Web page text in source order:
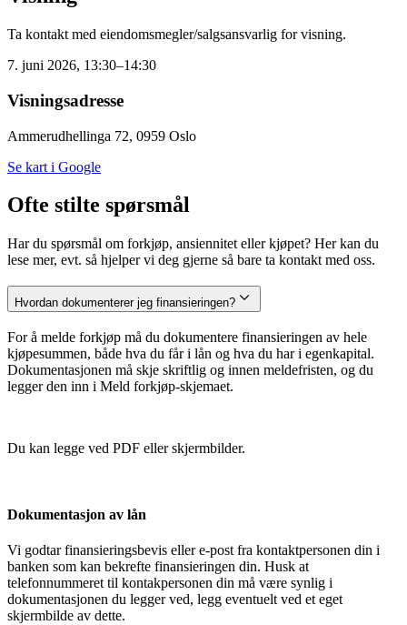
Ta kontakt med eiendomsmegler/salgsansvarlig for visning.
7. juni 2026, 13:30–14:30
Visningsadresse
Ammerudhellinga 72, 0959 Oslo
Se kart i Google
Ofte stilte spørsmål
Har du spørsmål om forkjøp, ansiennitet eller kjøpet? Her kan du
lese mer, evt. så hjelper vi deg gjerne så bare ta kontakt med oss.
Hvordan dokumenterer jeg finansieringen?
For å melde forkjøp må du dokumentere finansieringen av hele
kjøpesummen, både hva du får i lån og hva du har i egenkapital.
Dokumentasjonen må skje skriftlig og innen meldefristen, og du
legger den inn i Meld forkjøp-skjemaet.
Du kan legge ved PDF eller skjermbilder.
Dokumentasjon av lån
Vi godtar finansieringsbevis eller e-post fra kontaktpersonen din i
banken som kan bekrefte finansieringen din. Husk at
telefonnummeret til kontakpersonen din må være synlig i
dokumentasjonen du legger ved, legg eventuelt ved et eget
skjermbilde av dette.